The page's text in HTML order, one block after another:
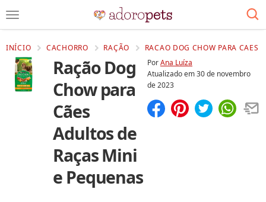
INÍCIO CACHORRO RAÇÃO RACAO DOG CHOW PARA CAES
Ração Dog
Chow para
Cães
Adultos de
Raças Mini
e Pequenas
PorAna Luíza
Atualizado em30 de novembro
de 2023